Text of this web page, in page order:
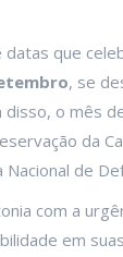
que
, se
disso, o mês
da
de
com a
em